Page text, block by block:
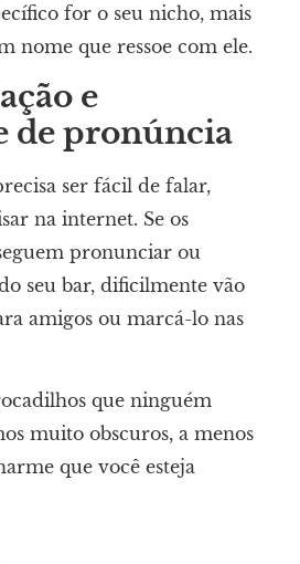
for o seu nicho, mais
nome que ressoe com ele.
e
de pronúncia
ser fácil de falar,
na internet. Se os
pronunciar ou
seu bar, dificilmente vão
amigos ou marcá-lo nas
que ninguém
muito obscuros, a menos
que você esteja